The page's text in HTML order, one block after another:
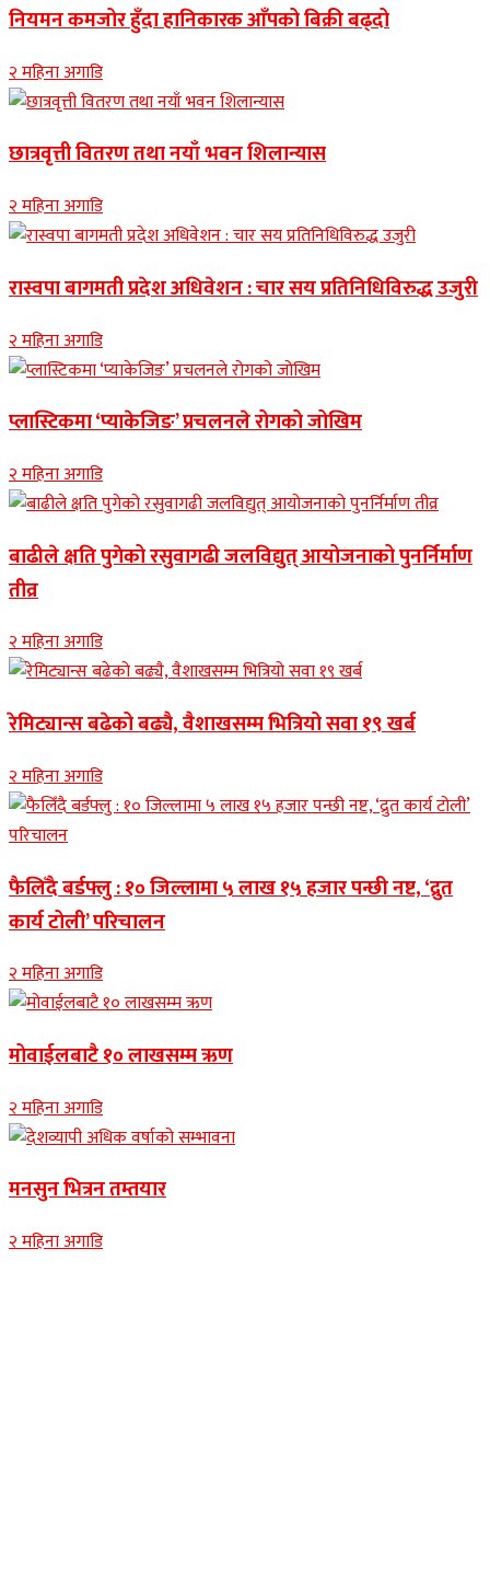
नियमन कमजोर हुँदा हानिकारक आँपको बिक्री बढ्दो
२ महिना अगाडि
छात्रवृत्ती वितरण तथा नयाँ भवन शिलान्यास
२ महिना अगाडि
रास्वपा बागमती प्रदेश अधिवेशन : चार सय प्रतिनिधिविरुद्ध उजुरी
२ महिना अगाडि
प्लास्टिकमा ‘प्याकेजिङ’ प्रचलनले रोगको जोखिम
२ महिना अगाडि
बाढीले क्षति पुगेको रसुवागढी जलविद्युत् आयोजनाको पुनर्निर्माण
तीव्र
२ महिना अगाडि
रेमिट्यान्स बढेको बढ्यै, वैशाखसम्म भित्रियो सवा १९ खर्ब
२ महिना अगाडि
फैलिँदै बर्डफ्लु : १० जिल्लामा ५ लाख १५ हजार पन्छी नष्ट, ‘द्रुत
कार्य टोली’ परिचालन
२ महिना अगाडि
मोवाईलबाटै १० लाखसम्म ऋण
२ महिना अगाडि
मनसुन भित्रन तम्तयार
२ महिना अगाडि